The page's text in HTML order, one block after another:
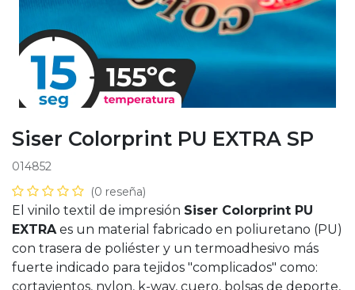
Siser Colorprint PU EXTRA SP
014852
(0 reseña)
El vinilo textil de impresión Siser Colorprint PU
EXTRAes un material fabricado en poliuretano (PU)
con trasera de poliéster y un termoadhesivo más
fuerte indicado para tejidos "complicados" como:
cortavientos, nylon, k-way, cuero, bolsas de deporte,